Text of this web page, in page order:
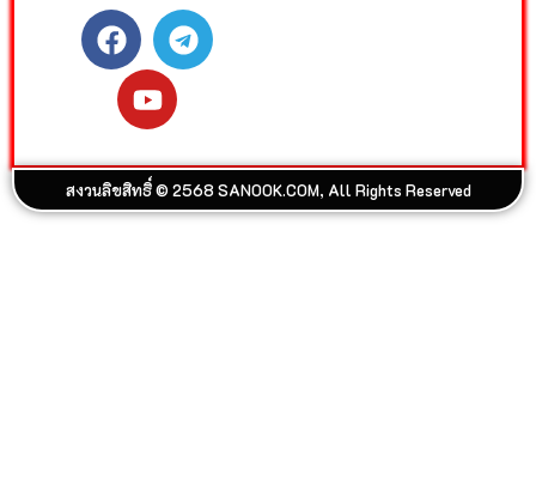
สงวนลิขสิทธิ์ © 2568 SANOOK.COM, All Rights Reserved